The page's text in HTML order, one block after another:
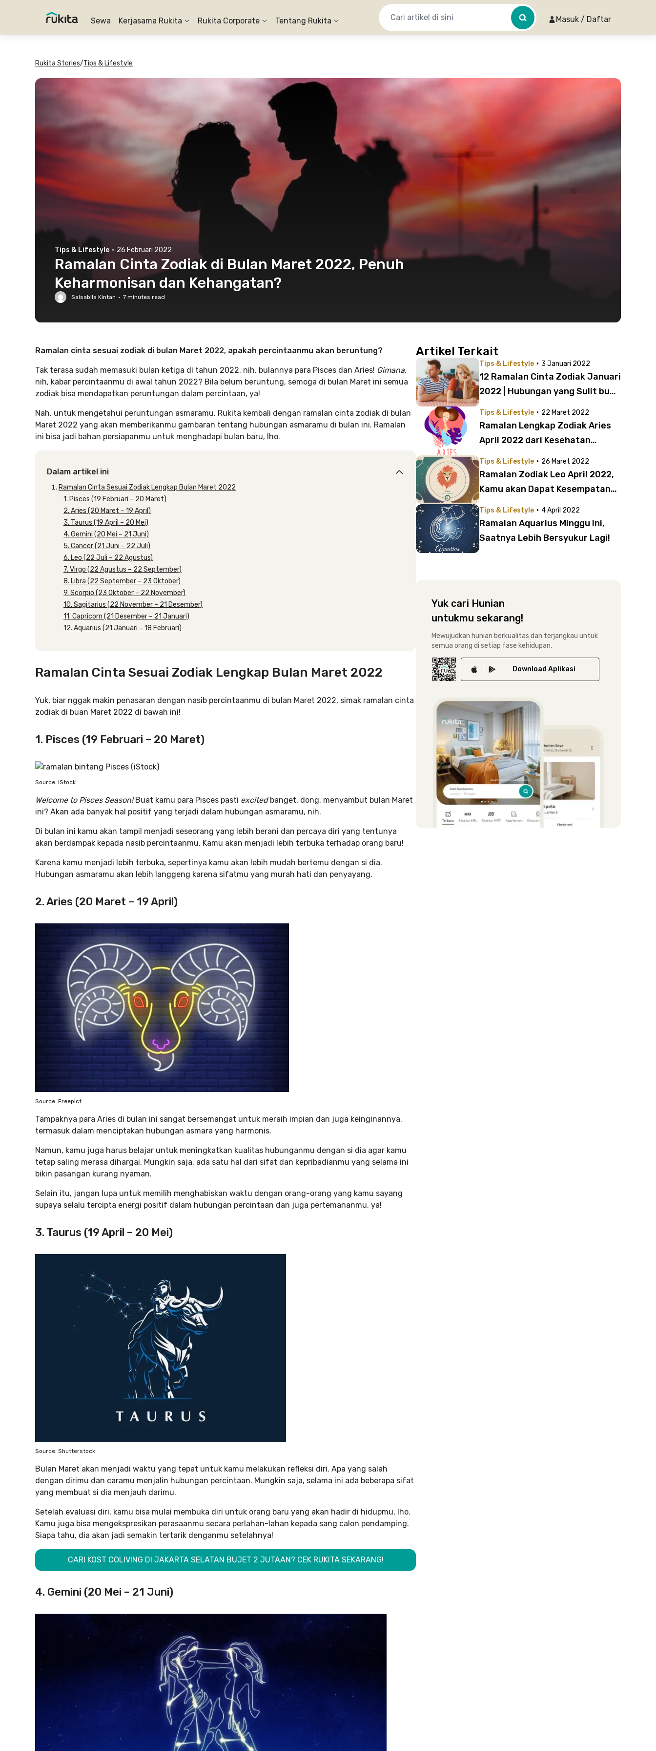
Sewa Kerjasama Rukita Rukita Corporate Tentang Rukita Masuk / Daftar
Rukita Stories/Tips & Lifestyle
Tips & Lifestyle · 26 Februari 2022
Ramalan Cinta Zodiak di Bulan Maret 2022, Penuh
Keharmonisan dan Kehangatan?
Salsabila Kintan · 7 minutes read
Ramalan cinta sesuai zodiak di bulan Maret 2022, apakah percintaanmu akan beruntung?
Tak terasa sudah memasuki bulan ketiga di tahun 2022, nih, bulannya para Pisces dan Aries! Gimana,
nih, kabar percintaanmu di awal tahun 2022? Bila belum beruntung, semoga di bulan Maret ini semua
zodiak bisa mendapatkan peruntungan dalam percintaan, ya!
Nah, untuk mengetahui peruntungan asmaramu, Rukita kembali dengan ramalan cinta zodiak di bulan
Maret 2022 yang akan memberikanmu gambaran tentang hubungan asmaramu di bulan ini. Ramalan
ini bisa jadi bahan persiapanmu untuk menghadapi bulan baru, lho.
Dalam artikel ini
Ramalan Cinta Sesuai Zodiak Lengkap Bulan Maret 2022
1. Pisces (19 Februari – 20 Maret)
2. Aries (20 Maret – 19 April)
3. Taurus (19 April – 20 Mei)
4. Gemini (20 Mei – 21 Juni)
5. Cancer (21 Juni – 22 Juli)
6. Leo (22 Juli – 22 Agustus)
7. Virgo (22 Agustus – 22 September)
8. Libra (22 September – 23 Oktober)
9. Scorpio (23 Oktober – 22 November)
10. Sagitarius (22 November – 21 Desember)
11. Capricorn (21 Desember – 21 Januari)
12. Aquarius (21 Januari – 18 Februari)
Ramalan Cinta Sesuai Zodiak Lengkap Bulan Maret 2022
Yuk, biar nggak makin penasaran dengan nasib percintaanmu di bulan Maret 2022, simak ramalan cinta
zodiak di buan Maret 2022 di bawah ini!
1. Pisces (19 Februari – 20 Maret)
Source: iStock
Welcome to Pisces Season!Buat kamu para Pisces pasti excited banget, dong, menyambut bulan Maret
ini? Akan ada banyak hal positif yang terjadi dalam hubungan asmaramu, nih.
Di bulan ini kamu akan tampil menjadi seseorang yang lebih berani dan percaya diri yang tentunya
akan berdampak kepada nasib percintaanmu. Kamu akan menjadi lebih terbuka terhadap orang baru!
Karena kamu menjadi lebih terbuka, sepertinya kamu akan lebih mudah bertemu dengan si dia.
Hubungan asmaramu akan lebih langgeng karena sifatmu yang murah hati dan penyayang.
2. Aries (20 Maret – 19 April)
Source: Freepict
Tampaknya para Aries di bulan ini sangat bersemangat untuk meraih impian dan juga keinginannya,
termasuk dalam menciptakan hubungan asmara yang harmonis.
Namun, kamu juga harus belajar untuk meningkatkan kualitas hubunganmu dengan si dia agar kamu
tetap saling merasa dihargai. Mungkin saja, ada satu hal dari sifat dan kepribadianmu yang selama ini
bikin pasangan kurang nyaman.
Selain itu, jangan lupa untuk memilih menghabiskan waktu dengan orang-orang yang kamu sayang
supaya selalu tercipta energi positif dalam hubungan percintaan dan juga pertemananmu, ya!
3. Taurus (19 April – 20 Mei)
Source: Shutterstock
Bulan Maret akan menjadi waktu yang tepat untuk kamu melakukan refleksi diri. Apa yang salah
dengan dirimu dan caramu menjalin hubungan percintaan. Mungkin saja, selama ini ada beberapa sifat
yang membuat si dia menjauh darimu.
Setelah evaluasi diri, kamu bisa mulai membuka diri untuk orang baru yang akan hadir di hidupmu, lho.
Kamu juga bisa mengekspresikan perasaanmu secara perlahan-lahan kepada sang calon pendamping.
Siapa tahu, dia akan jadi semakin tertarik denganmu setelahnya!
CARI KOST COLIVING DI JAKARTA SELATAN BUJET 2 JUTAAN? CEK RUKITA SEKARANG!
4. Gemini (20 Mei – 21 Juni)
Artikel Terkait
Tips & Lifestyle · 3 Januari 2022
12 Ramalan Cinta Zodiak Januari
2022 | Hubungan yang Sulit buat
Tips & Lifestyle · 22 Maret 2022
Ramalan Lengkap Zodiak Aries
April 2022 dari Kesehatan
Tips & Lifestyle · 26 Maret 2022
Ramalan Zodiak Leo April 2022,
Kamu akan Dapat Kesempatan
Tips & Lifestyle · 4 April 2022
Ramalan Aquarius Minggu Ini,
Saatnya Lebih Bersyukur Lagi!
Yuk cari Hunian
untukmu sekarang!
Mewujudkan hunian berkualitas dan terjangkau untuk
semua orang di setiap fase kehidupan.
Download Aplikasi